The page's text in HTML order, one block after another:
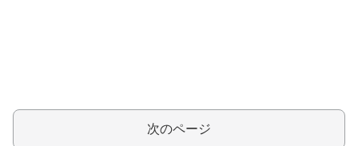
次のページ